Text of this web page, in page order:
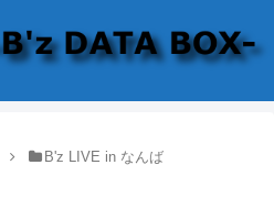
B'z LIVE in なんば